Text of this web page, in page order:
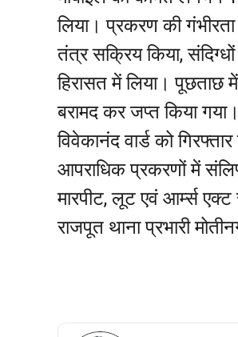
लिया। प्रकरण की गंभीरता
तंत्र सक्रिय किया,
हिरासत में लिया। पूछताछ
बरामद कर जप्त किया
विवेकानंद वार्ड को
आपराधिक प्रकरणों में
मारपीट, लूट एवं आर्म्स
राजपूत थाना प्रभारी